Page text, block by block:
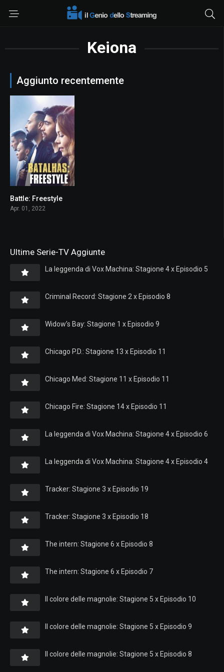
Keiona
Aggiunto recentemente
3.7
Battle: Freestyle
Apr. 01, 2022
Ultime Serie-TV Aggiunte
La leggenda di Vox Machina: Stagione 4 x Episodio 5
Criminal Record: Stagione 2 x Episodio 8
Widow’s Bay: Stagione 1 x Episodio 9
Chicago P.D.: Stagione 13 x Episodio 11
Chicago Med: Stagione 11 x Episodio 11
Chicago Fire: Stagione 14 x Episodio 11
La leggenda di Vox Machina: Stagione 4 x Episodio 6
La leggenda di Vox Machina: Stagione 4 x Episodio 4
Tracker: Stagione 3 x Episodio 19
Tracker: Stagione 3 x Episodio 18
The intern: Stagione 6 x Episodio 8
The intern: Stagione 6 x Episodio 7
Il colore delle magnolie: Stagione 5 x Episodio 10
Il colore delle magnolie: Stagione 5 x Episodio 9
Il colore delle magnolie: Stagione 5 x Episodio 8